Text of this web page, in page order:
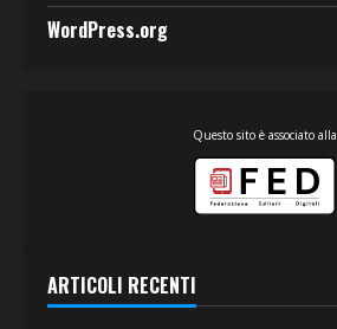
WordPress.org
Questo sito è associato alla
ARTICOLI RECENTI